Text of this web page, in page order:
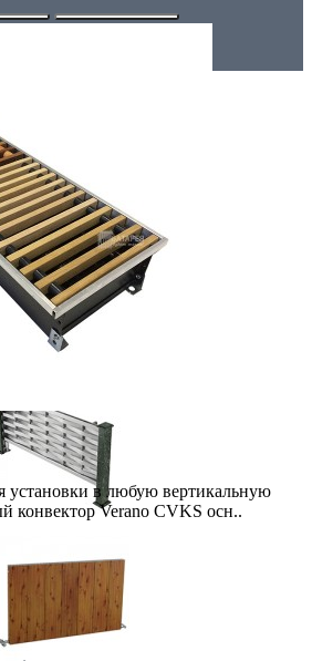
установки в любую вертикальную
конвектор Verano CVKS осн..